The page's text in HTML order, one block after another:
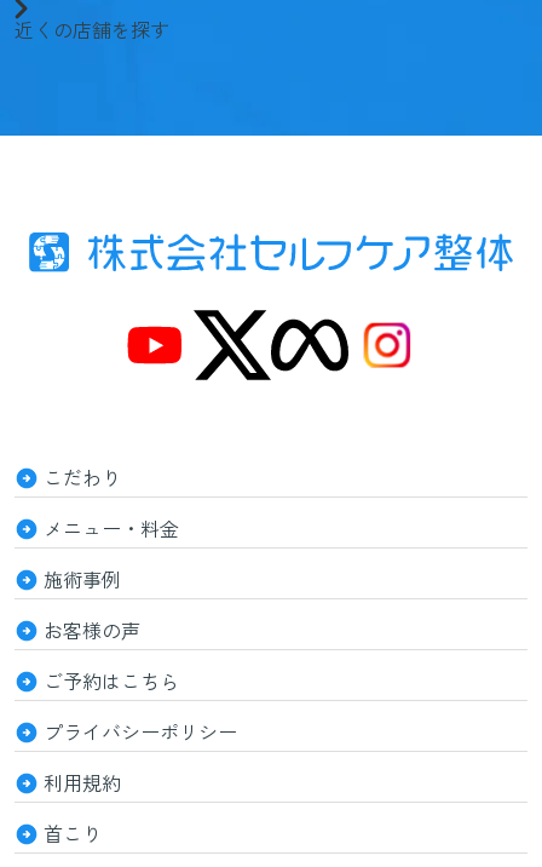
近くの店舗を探す
こだわり
メニュー・料金
施術事例
お客様の声
ご予約はこちら
プライバシーポリシー
利用規約
首こり